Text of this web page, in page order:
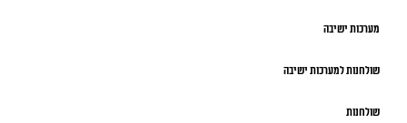
מערכות ישיבה
שולחנות למערכות ישיבה
שולחנות